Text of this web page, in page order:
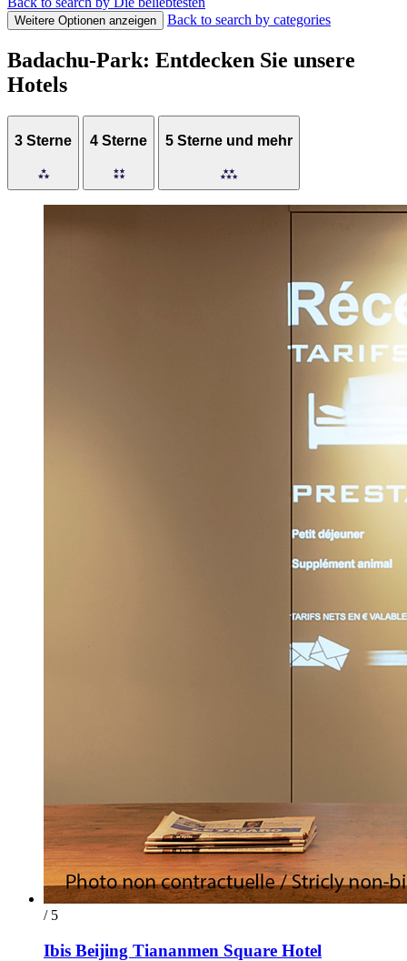
Weitere Optionen anzeigen Back to search by categories
Badachu-Park: Entdecken Sie unsere
Hotels
3 Sterne 4 Sterne 5 Sterne und mehr
/ 5
Ibis Beijing Tiananmen Square Hotel